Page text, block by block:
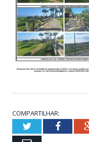
COMPARTILHAR:
Twitter